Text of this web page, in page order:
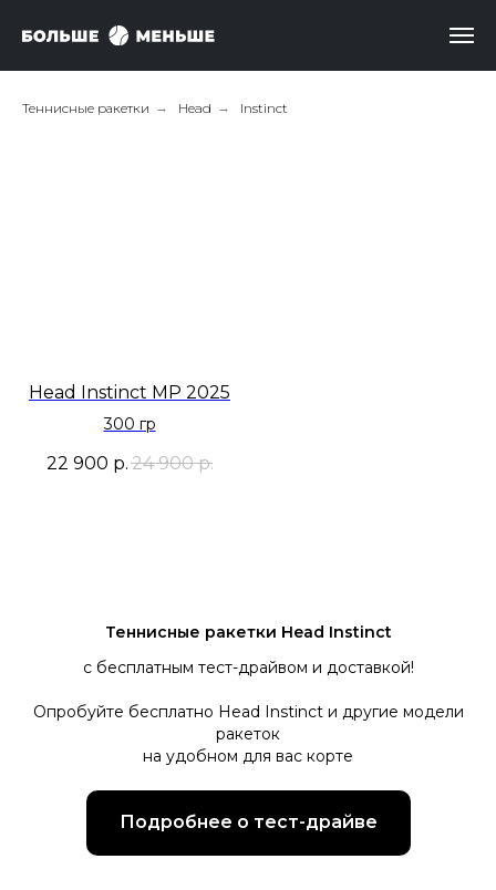
Теннисные ракетки → Head → Instinct
Head Instinct MP 2025
300 гр
22 900 р.24 900 р.
Теннисные ракетки Head Instinct
с бесплатным тест-драйвом и доставкой!
Опробуйте бесплатно Head Instinct и другие модели
ракеток
на удобном для вас корте
Подробнее о тест-драйве